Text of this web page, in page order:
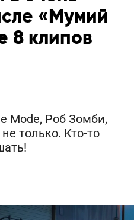
«Мумий
8 клипов
Mode, Роб Зомби,
только. Кто-то